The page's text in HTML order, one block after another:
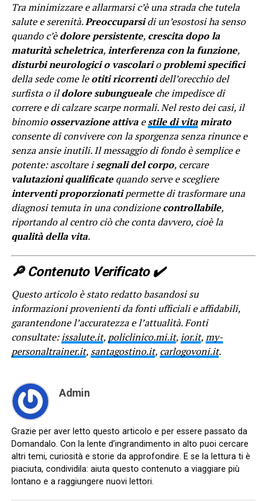
Tra minimizzare e allarmarsi c’è una strada che tutela
salute e serenità.Preoccuparsidi un’esostosi ha senso
quando c’èdolore persistente, crescita dopo la
maturità scheletrica,interferenza con la funzione,
disturbi neurologici o vascolarioproblemi specifici
della sede come leotiti ricorrentidell’orecchio del
surfista o ildolore subunguealeche impedisce di
correre e di calzare scarpe normali. Nel resto dei casi, il
binomioosservazione attivaestile di vitamirato
consente di convivere con la sporgenza senza rinunce e
senza ansie inutili. Il messaggio di fondo è semplice e
potente: ascoltare isegnali del corpo, cercare
valutazioni qualificatequando serve e scegliere
interventi proporzionatipermette di trasformare una
diagnosi temuta in una condizionecontrollabile,
riportando al centro ciò che conta davvero, cioè la
qualità della vita.
🔎​ Contenuto Verificato ✔️
Questo articolo è stato redatto basandosi su
informazioni provenienti da fonti ufficiali e affidabili,
garantendone l’accuratezza e l’attualità. Fonti
consultate:issalute.it, policlinico.mi.it,ior.it,my-
personaltrainer.it, santagostino.it, carlogovoni.it.
Admin
Grazie per aver letto questo articolo e per essere passato da
Domandalo. Con la lente d’ingrandimento in alto puoi cercare
altri temi, curiosità e storie da approfondire. E se la lettura ti è
piaciuta, condividila: aiuta questo contenuto a viaggiare più
lontano e a raggiungere nuovi lettori.